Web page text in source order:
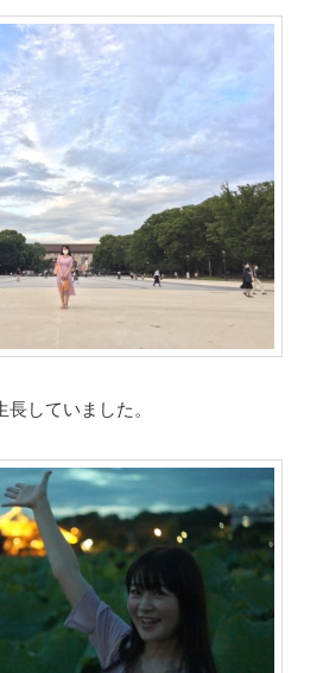
していました。